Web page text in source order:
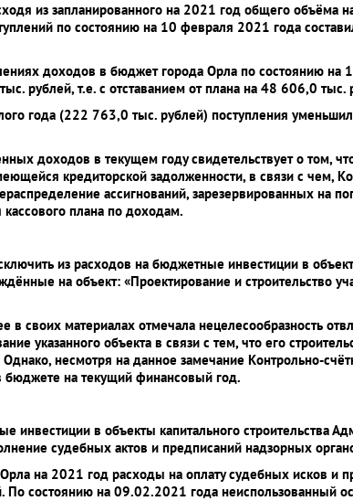
из запланированного на 2021 год общего объёма
по состоянию на 10 февраля 2021 года
доходов в бюджет города Орла по состоянию на
рублей, т.е. с отставанием от плана на 48 606,0
года (222 763,0 тыс. рублей) поступления
доходов в текущем году свидетельствует о том,
кредиторской задолженности, в связи с чем,
ассигнований, зарезервированных на
плана по доходам.
из расходов на бюджетные инвестиции в
на объект: «Проектирование и строительство
в своих материалах отмечала нецелесообразность
указанного объекта в связи с тем, что его
несмотря на данное замечание Контрольно-
бюджете на текущий финансовый год.
инвестиции в объекты капитального строительства
судебных актов и предписаний надзорных
на 2021 год расходы на оплату судебных исков и
состоянию на 09.02.2021 года неиспользованный